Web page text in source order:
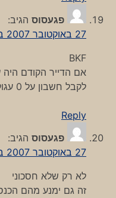
פגעסוס הגיב:
27 באוקטובר 2007 בשעה 23:10
BKF
אם הדייר הקודם
לקבל חשבון על 0 עגול? P-:
Reply
פגעסוס הגיב:
27 באוקטובר 2007 בשעה 23:10
לא רק שלא חסכוני
זה גם ימנע מהם